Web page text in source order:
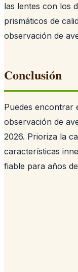
las lentes con los
prismáticos de
observación de
Conclusión
Puedes encontrar
observación de
2026. Prioriza la
características
fiable para años